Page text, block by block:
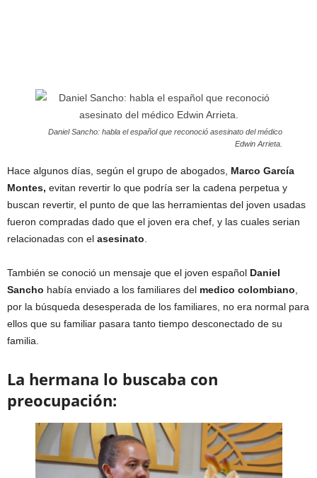
Daniel Sancho: habla el español que reconoció asesinato del médico
Edwin Arrieta.
Hace algunos días, según el grupo de abogados, Marco García
Montes, evitan revertir lo que podría ser la cadena perpetua y
buscan revertir, el punto de que las herramientas del joven usadas
fueron compradas dado que el joven era chef, y las cuales serian
relacionadas con el asesinato
También se conoció un mensaje que el joven español Daniel
Sancho había enviado a los familiares del medico colombiano
por la búsqueda desesperada de los familiares, no era normal para
ellos que su familiar pasara tanto tiempo desconectado de su
familia.
La hermana lo buscaba con
preocupación: